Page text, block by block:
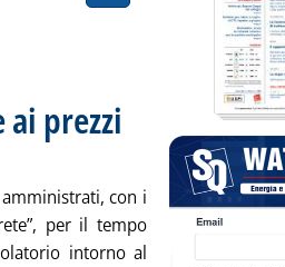
prezzi
con i
per il tempo
intorno al